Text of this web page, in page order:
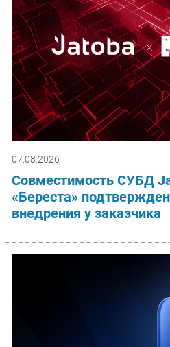
07.08.2026
Совместимость СУБД
«Береста»
внедрения у заказчика